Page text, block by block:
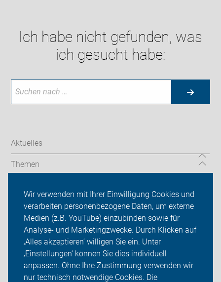
Wir verwenden mit Ihrer Einwilligung Cookies und
verarbeiten personenbezogene Daten, um externe
Medien (z.B. YouTube) einzubinden sowie für
Analyse- und Marketingzwecke. Durch Klicken auf
‚Alles akzeptieren‘ willigen Sie ein. Unter
‚Einstellungen‘ können Sie dies individuell
anpassen. Ohne Ihre Zustimmung verwenden wir
nur technisch notwendige Cookies. Die
Ich habe nicht gefunden, was
ich gesucht habe:
Aktuelles
Themen
ADFC Herten
Sei dabei
Presse
Login